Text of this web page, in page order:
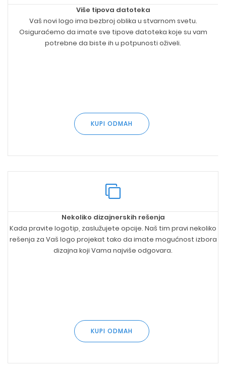
Više tipova datoteka
Vaš novi logo ima bezbroj oblika u stvarnom svetu.
Osiguraćemo da imate sve tipove datoteka koje su vam
potrebne da biste ih u potpunosti oživeli.
KUPI ODMAH
Nekoliko dizajnerskih rešenja
Kada pravite logotip, zaslužujete opcije. Naš tim pravi nekoliko
rešenja za Vaš logo projekat tako da imate mogućnost izbora
dizajna koji Vama najviše odgovara.
KUPI ODMAH